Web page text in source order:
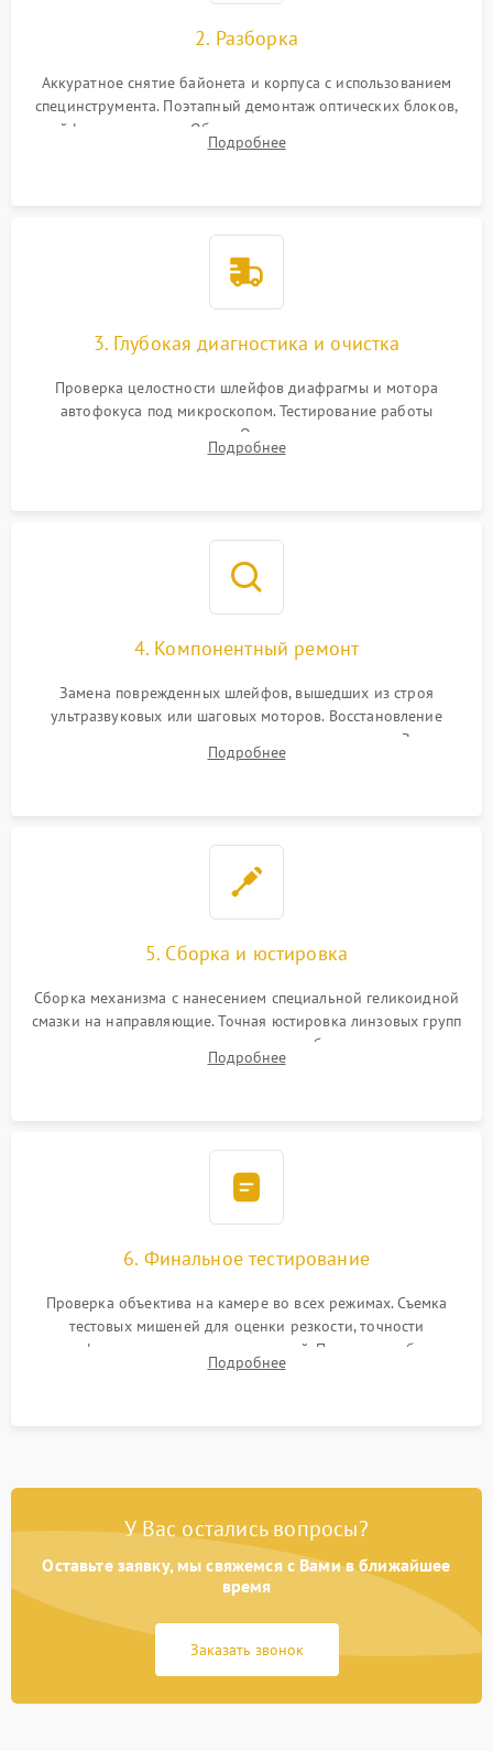
2. Разборка
Аккуратное снятие байонета и корпуса с использованием
специнструмента. Поэтапный демонтаж оптических блоков,
шлейфов и приводов. Обязательная маркировка положения
линзовых групп для сохранения заводской центровки при
Подробнее
3. Глубокая диагностика и очистка
Проверка целостности шлейфов диафрагмы и мотора
автофокуса под микроскопом. Тестирование работы
электромагнитного привода. Очистка оптических элементов
от пыли, следов влаги и грибка спецрастворами без
Подробнее
4. Компонентный ремонт
Замена поврежденных шлейфов, вышедших из строя
ультразвуковых или шаговых моторов. Восстановление
геометрии направляющих при заклинивании зума. Замена
неисправного блока диафрагмы, датчиков положения или
Подробнее
5. Сборка и юстировка
Сборка механизма с нанесением специальной геликоидной
смазки на направляющие. Точная юстировка линзовых групп
программным или механическим способом для устранения
бэк
Подробнее
6. Финальное тестирование
Проверка объектива на камере во всех режимах. Съемка
тестовых мишеней для оценки резкости, точности
автофокуса и отсутствия искажений. Проверка работы
диафрагмы на закрытых значениях и тестирование
Подробнее
У Вас остались вопросы?
Оставьте заявку, мы свяжемся с Вами в ближайшее
время
Заказать звонок